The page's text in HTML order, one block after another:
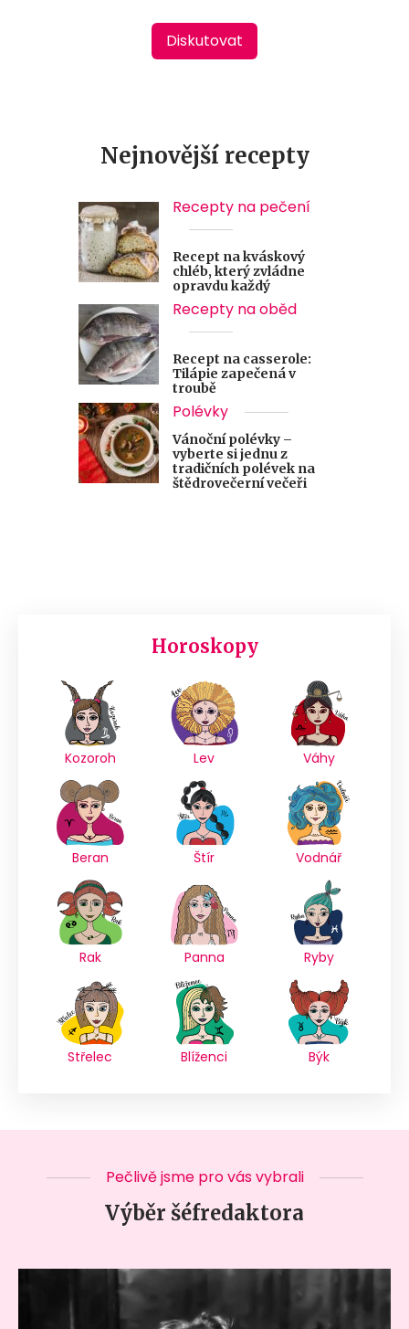
Diskutovat
Nejnovější recepty
Recepty na pečení
Recept na kváskový
chléb, který zvládne
opravdu každý
Recepty na oběd
Recept na casserole:
Tilápie zapečená v
troubě
Polévky
Vánoční polévky –
vyberte si jednu z
tradičních polévek na
štědrovečerní večeři
Horoskopy
Kozoroh Lev Váhy
Beran Štír Vodnář
Rak Panna Ryby
Střelec Blíženci Býk
Pečlivě jsme pro vás vybrali
Výběr šéfredaktora